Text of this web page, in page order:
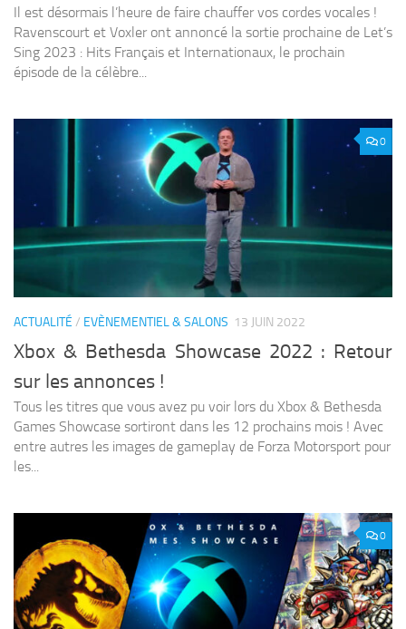
Il est désormais l’heure de faire chauffer vos cordes vocales !
Ravenscourt et Voxler ont annoncé la sortie prochaine de Let’s
Sing 2023 : Hits Français et Internationaux, le prochain
épisode de la célèbre...
0
ACTUALITÉ / EVÈNEMENTIEL & SALONS 13 JUIN 2022
Xbox & Bethesda Showcase 2022 : Retour
sur les annonces !
Tous les titres que vous avez pu voir lors du Xbox & Bethesda
Games Showcase sortiront dans les 12 prochains mois ! Avec
entre autres les images de gameplay de Forza Motorsport pour
les...
0